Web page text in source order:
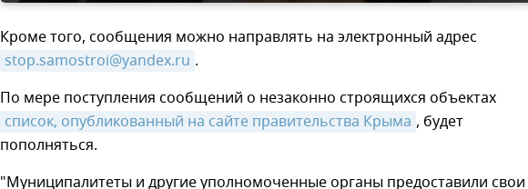
Кроме того, сообщения можно направлять на электронный адрес
stop.samostroi@yandex.ru .
По мере поступления сообщений о незаконно строящихся объектах
список, опубликованный на сайте правительства Крыма , будет
пополняться.
"Муниципалитеты и другие уполномоченные органы предоставили свои